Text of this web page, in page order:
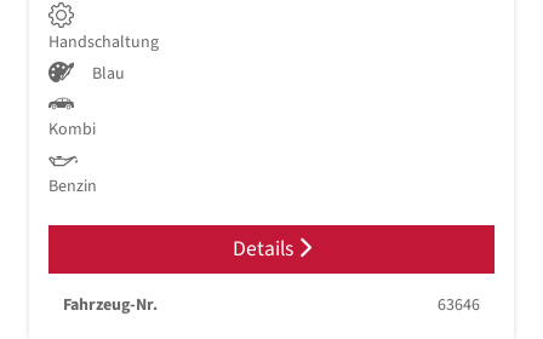
Handschaltung
Blau
Kombi
Benzin
Details
Fahrzeug-Nr. 63646